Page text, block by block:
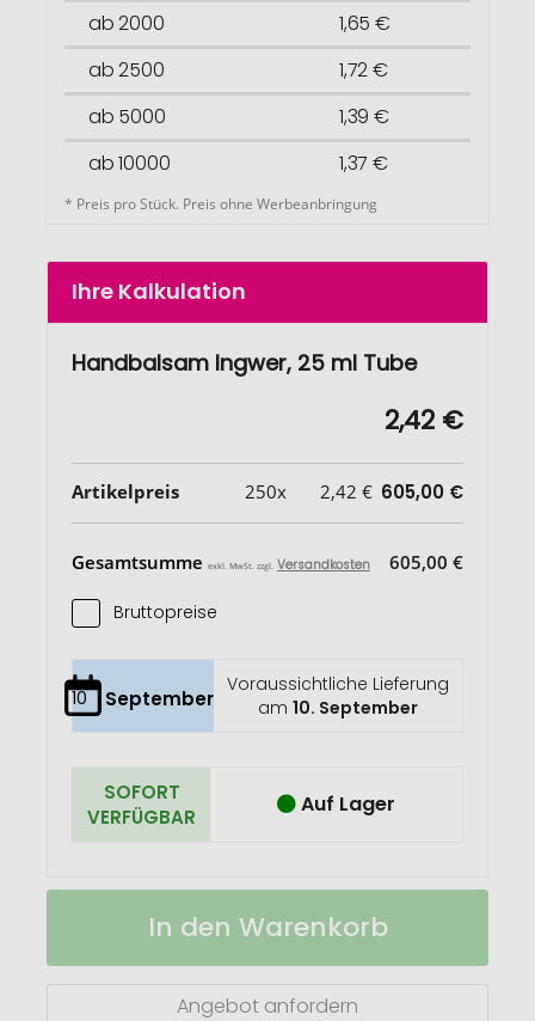
ab 2000
1,65 €
ab 2500
1,72 €
ab 5000
1,39 €
ab 10000
1,37 €
* Preis pro Stück. Preis ohne Werbeanbringung
Ihre Kalkulation
Handbalsam Ingwer, 25 ml Tube
2,42 €
Artikelpreis 250x 2,42 € 605,00 €
Gesamtsumme exkl. MwSt. zzgl. Versandkosten 605,00 €
Bruttopreise
10 September
Voraussichtliche Lieferung
am 10. September
SOFORT
VERFÜGBAR
Auf Lager
Handbalsam
Auf
In den Warenkorb
Angebot anfordern